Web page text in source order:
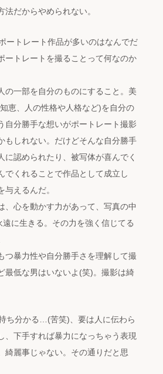
法だからやめられない。
ートレート作品が多いのはなんでだ
ートレートを撮ることって何なのか
の一部を自分のものにすること。美
恵、人の性格や人格など)を自分の
自分勝手な想いがポートレート撮影
もしれない。だけどそんな自分勝手
に認められたり、被写体が喜んでく
でくれることで作品として成立し
与えるんだ。
、心を動かす力があって、写真の中
に生きる。その力を強く信じてる
つ暴力性や自分勝手さを理解して撮
最低な男はいないよ(笑)。撮影は綺
ち分かる…(苦笑)、要は人に伝わら
、下手すれば暴力になっちゃう表現
綺麗事じゃない。その通りだと思